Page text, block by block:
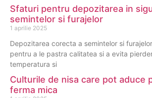
Sfaturi pentru depozitarea in
semintelor si furajelor
1 aprilie 2025
Depozitarea corecta a semintelor si
pentru a le pastra calitatea si a evita
temperatura si
Culturile de nisa care pot aduce
ferma mica